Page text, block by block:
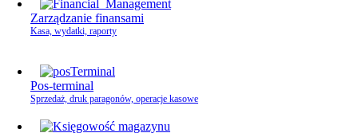
Zarządzanie finansami
Kasa, wydatki, raporty
Pos-terminal
Sprzedaż, druk paragonów, operacje kasowe